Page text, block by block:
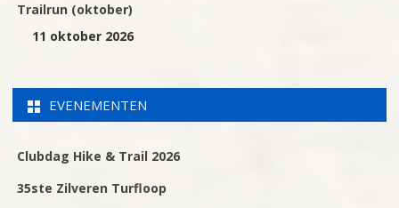
Trailrun (oktober)
11 oktober 2026
EVENEMENTEN
Clubdag Hike & Trail 2026
35ste Zilveren Turfloop